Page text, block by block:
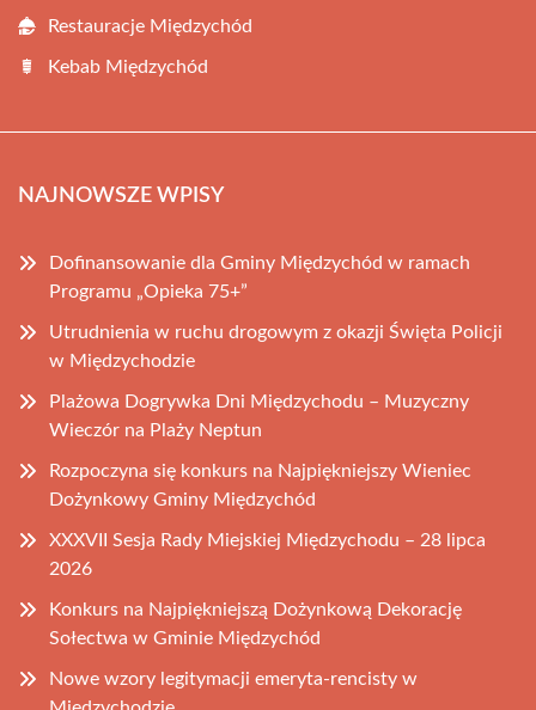
Restauracje Międzychód
Kebab Międzychód
NAJNOWSZE WPISY
Dofinansowanie dla Gminy Międzychód w ramach
Programu „Opieka 75+”
Utrudnienia w ruchu drogowym z okazji Święta Policji
w Międzychodzie
Plażowa Dogrywka Dni Międzychodu – Muzyczny
Wieczór na Plaży Neptun
Rozpoczyna się konkurs na Najpiękniejszy Wieniec
Dożynkowy Gminy Międzychód
XXXVII Sesja Rady Miejskiej Międzychodu – 28 lipca
2026
Konkurs na Najpiękniejszą Dożynkową Dekorację
Sołectwa w Gminie Międzychód
Nowe wzory legitymacji emeryta-rencisty w